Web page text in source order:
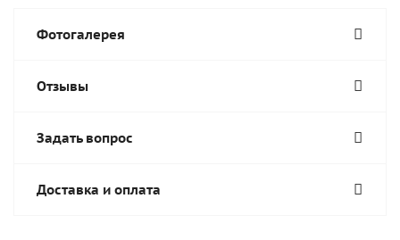
Фотогалерея
Отзывы
Задать вопрос
Доставка и оплата